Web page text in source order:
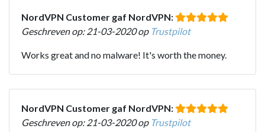
NordVPN Customer gaf NordVPN:
Geschreven op: 21-03-2020 op Trustpilot
Works great and no malware! It's worth the money.
NordVPN Customer gaf NordVPN:
Geschreven op: 21-03-2020 op Trustpilot